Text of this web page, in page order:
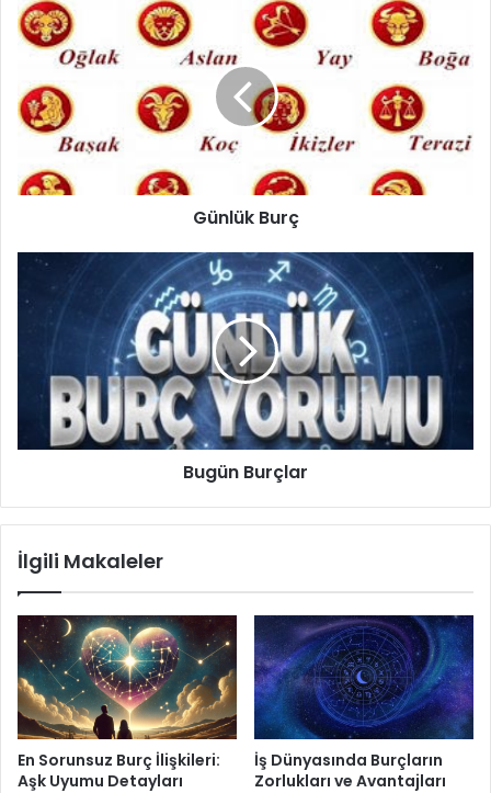
ikizler burcu bu yıl kendini daha enerjik hissedecek.
Özellikle yürüyüş, bisiklet binme gibi birçok sportif aktivite
ile formunuzu koruma şansı bulacaksınız. Çok fazla hamur
işi ve tatlı yememeye özen gösterin.
İkizler 2018 İş ve Para
Yılın ikinci yarısından sonraikizler burcu
konusu olacak. Maddi olarak kazanç sağlayacağınız bir
dönemin arefesinde olacağınız 2018 Mayıs sonrası iş
hayatınızda da birçok gelişme yaşayacaksınız.
ikizler burcu İkizler burcu günlük
ikizler günlük burç yorumları
Günlük
Burç
Günlük Burç
Bugün
Burçlar
Bugün Burçlar
İlgili Makaleler
En Sorunsuz Burç İlişkileri:
Aşk Uyumu Detayları
İş Dünyasında Burçların
Zorlukları ve Avantajları